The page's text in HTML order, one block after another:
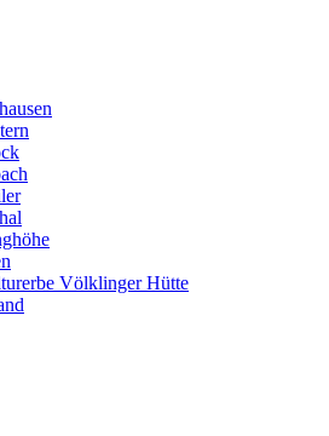
Völklinger Hütte